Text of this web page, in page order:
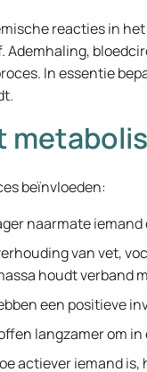
reacties in
In essentie
beïnvloeden:
naarmate iemand
van vet,
houdt verband
een positieve
langzamer om
actiever iemand